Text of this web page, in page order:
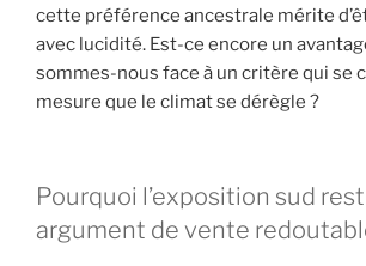
cette préférence ancestrale mérite
avec lucidité. Est-ce encore un
sommes-nous face à un critère qui se
mesure que le climat se dérègle ?
Pourquoi l’exposition sud
argument de vente